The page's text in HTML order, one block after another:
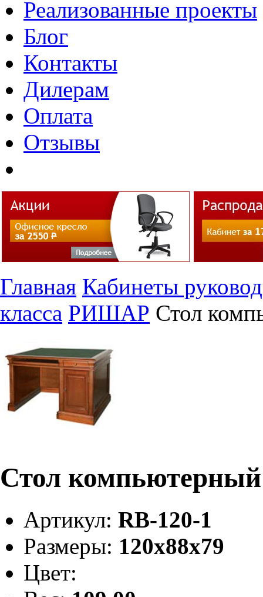
Реализованные проекты
Блог
Контакты
Дилерам
Оплата
Отзывы
Главная Кабинеты
класса РИШАР Стол
Стол компьютерный
Артикул: RB-120-1
Размеры: 120х88х79
Цвет: